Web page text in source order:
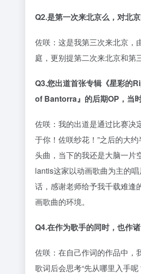
Q2.是第一次来北京么，对北
佐咲：这是我第三次来北京，
庭，更别提第二次来北京和第
Q3.您出道首张专辑《星彩的
of Bantorra』的后期OP，当
佐咲：我的出道是通过比赛决
于你！佐咲纱花！”之后的大
头曲，当下的我还是大脑一片
lantis这家以动画歌曲为主的
话，感谢老师给予我千载难逢
画歌曲的环境。
Q4.在作为歌手的同时，也作
佐咲：在自己作词的作品中，
歌词后会思考“先从哪里入手